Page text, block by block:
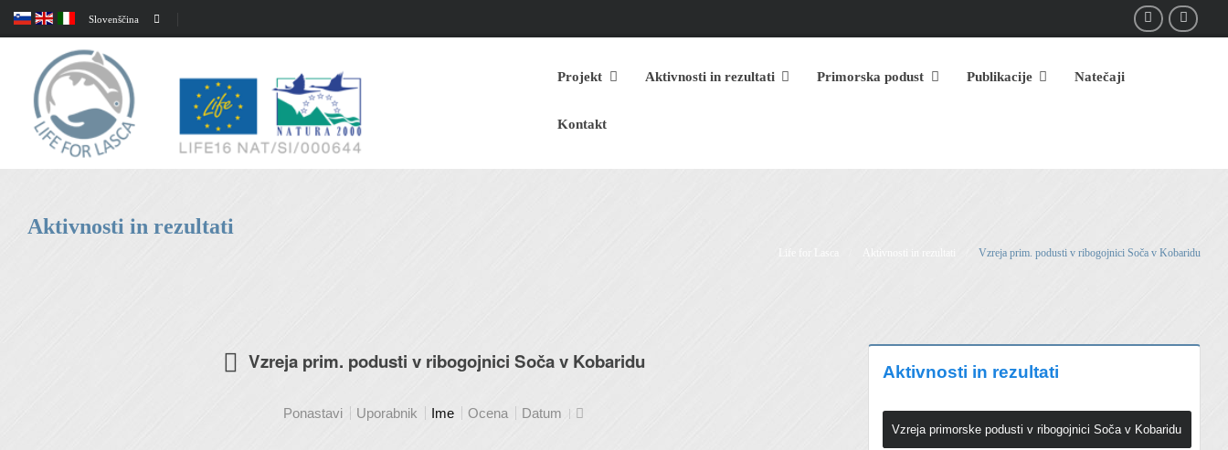
Slovenščina
Projekt Aktivnosti in rezultati Primorska podust Publikacije Natečaji
Kontakt
Aktivnosti in rezultati
Life for Lasca Aktivnosti in rezultati Vzreja prim. podusti v ribogojnici Soča v Kobaridu
Vzreja prim. podusti v ribogojnici Soča v Kobaridu
Ponastavi Uporabnik Ime Ocena Datum
Aktivnosti in rezultati
Vzreja primorske podusti v ribogojnici Soča v Kobaridu